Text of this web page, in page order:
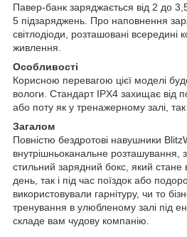
Павер-банк заряджається від 2 до
5 підзаряджень. Про наповнення
світлодіоди, розташовані всередині
живлення.
Особливості
Корисною перевагою цієї моделі
вологи. Стандарт IPX4 захищає від
або поту як у тренажерному залі, так
Загалом
Повністю бездротові навушники
внутрішньоканальне розташування,
стильний зарядний бокс, який стане
день, так і під час поїздок або
використовували гарнітуру, чи то
тренування в улюбленому залі під
складе вам чудову компанію.